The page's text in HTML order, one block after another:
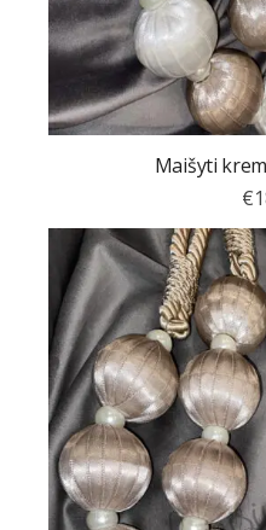
Maišyti
€